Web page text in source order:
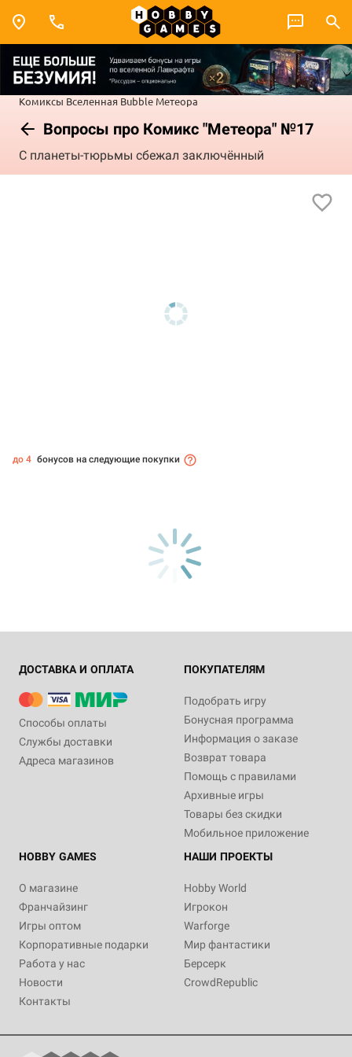
Комиксы Вселенная Bubble Метеора
Вопросы про Комикс "Метеора" №17
С планеты-тюрьмы сбежал заключённый
до 4 бонусов на следующие покупки
ДОСТАВКА И ОПЛАТА
Способы оплаты
Службы доставки
Адреса магазинов
ПОКУПАТЕЛЯМ
Подобрать игру
Бонусная программа
Информация о заказе
Возврат товара
Помощь с правилами
Архивные игры
Товары без скидки
Мобильное приложение
HOBBY GAMES
О магазине
Франчайзинг
Игры оптом
Корпоративные подарки
Работа у нас
Новости
Контакты
НАШИ ПРОЕКТЫ
Hobby World
Игрокон
Warforge
Мир фантастики
Берсерк
CrowdRepublic